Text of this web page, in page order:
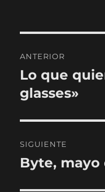
de
entradas
ANTERIOR
Entrada
anterior:
Lo que
glasses»
SIGUIENTE
Entrada
Byte, mayo